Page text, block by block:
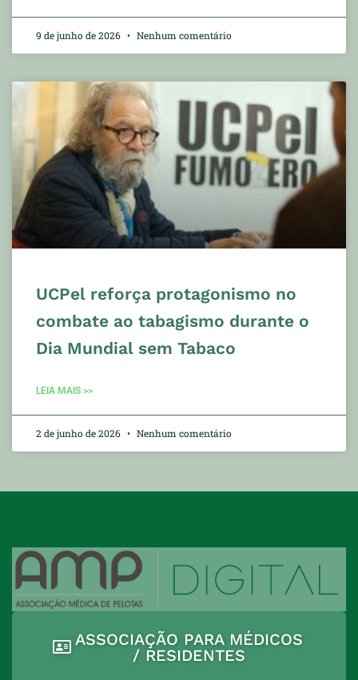
9 de junho de 2026 Nenhum comentário
UCPel reforça protagonismo no
combate ao tabagismo durante o
Dia Mundial sem Tabaco
LEIA MAIS >>
2 de junho de 2026 Nenhum comentário
ASSOCIAÇÃO PARA MÉDICOS
/ RESIDENTES